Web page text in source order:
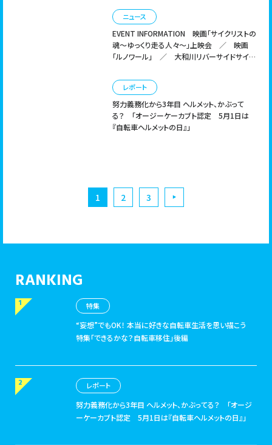
ニュース
EVENT INFORMATION 映画「サイクリストの
魂〜ゆっくり走る人々〜」上映会 ／ 映画
「ルノワール」 ／ 大和川リバーサイドサイク
レポート
努力義務化から3年目 ヘルメット、かぶって
る？ 「オージーケーカブト認定 5月1日は
『自転車ヘルメットの日』」
1 2 3 ▶︎
RANKING
特集
“妄想”でもOK！ 本当に好きな自転車生活を思い描こう
特集「できるかな？自転車移住」後編
レポート
努力義務化から3年目 ヘルメット、かぶってる？ 「オージ
ーケーカブト認定 5月1日は『自転車ヘルメットの日』」